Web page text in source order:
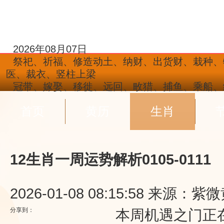
2026年08月07日
祭祀、祈福、修造动土、纳财、出货财、栽种
医、裁衣、竖柱上梁
冠带、嫁娶、移徙、远回、畋猎、捕鱼、乘船
生肖
12生肖一周运势解析0105-0111
2026-01-08 08:15:58 来源：紫
分享到： 本周机遇之门正